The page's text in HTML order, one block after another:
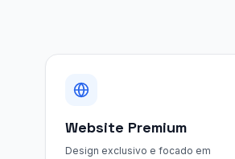
Website Premium
Design exclusivo e focado em